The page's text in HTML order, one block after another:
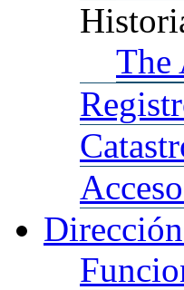
The
Acceso
Dirección